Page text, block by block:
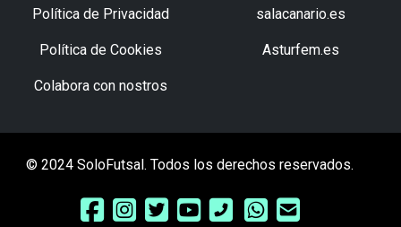
Política de Privacidad
Política de Cookies
Colabora con nostros
salacanario.es
Asturfem.es
© 2024 SoloFutsal. Todos los derechos reservados.